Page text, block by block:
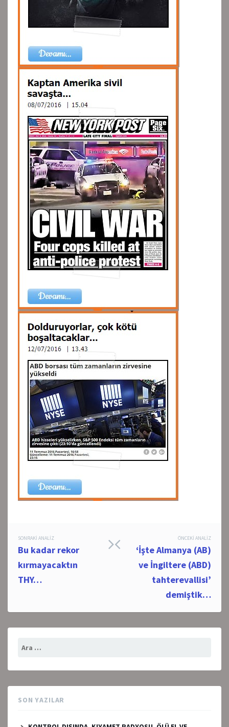
Post
navigation
ÖNCEKI ANALIZ
‘İşte Almanya (AB)
ve İngiltere (ABD)
tahterevallisi’
demiştik…
SONRAKI ANALIZ
Bu kadar rekor
kırmayacaktın
THY…
SON YAZILAR